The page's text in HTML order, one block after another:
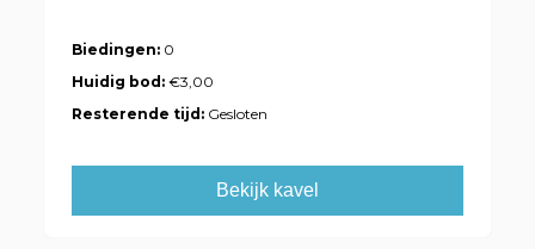
Biedingen: 0
Huidig bod:€3,00
Resterende tijd: Gesloten
Bekijk kavel